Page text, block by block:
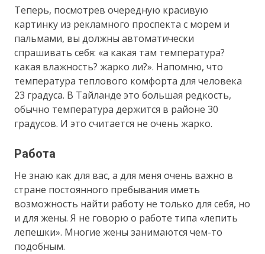
Теперь, посмотрев очередную красивую
картинку из рекламного проспекта с морем и
пальмами, вы должны автоматически
спрашивать себя: «а какая там температура?
какая влажность? жарко ли?». Напомню, что
температура теплового комфорта для человека
23 градуса. В Тайланде это большая редкость,
обычно температура держится в районе 30
градусов. И это считается не очень жарко.
Работа
Не знаю как для вас, а для меня очень важно в
стране постоянного пребывания иметь
возможность найти работу не только для себя, но
и для жены. Я не говорю о работе типа «лепить
лепешки». Многие жены занимаются чем-то
подобным.